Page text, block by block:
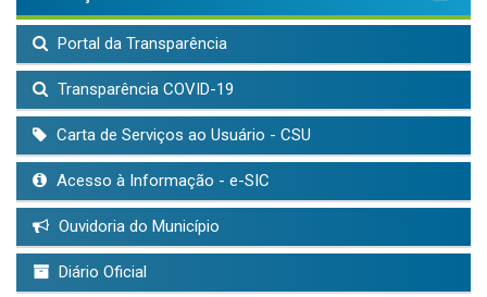
Portal da Transparência
Transparência COVID-19
Carta de Serviços ao Usuário - CSU
Acesso à Informação - e-SIC
Ouvidoria do Município
Diário Oficial